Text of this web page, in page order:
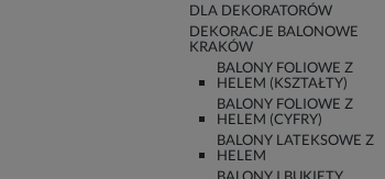
DLA DEKORATORÓW
DEKORACJE BALONOWE
KRAKÓW
BALONY FOLIOWE Z
HELEM (KSZTAŁTY)
BALONY FOLIOWE Z
HELEM (CYFRY)
BALONY LATEKSOWE Z
HELEM